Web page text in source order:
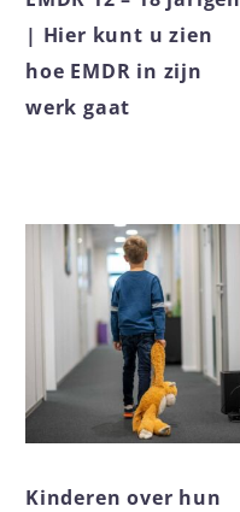
| Hier kunt u zien
hoe EMDR in zijn
werk gaat
Kinderen over hun